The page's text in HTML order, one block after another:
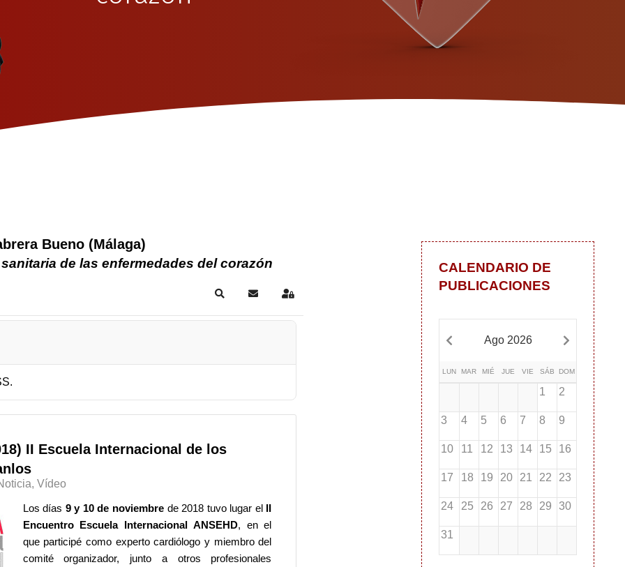
Bueno (Málaga)
de las enfermedades del corazón
SearchSuscribirse a las actualizaciones
Sign In
II Escuela Internacional de los
Vídeo
Los días 9 y 10 de noviembre de 2018 tuvo lugar el
Encuentro Escuela Internacional ANSEHD, en el
que participé como experto cardiólogo y miembro del
comité organizador, junto a otros profesionales
CALENDARIO DE
PUBLICACIONES
Ago 2026
LUN MAR MIÉ JUE VIE SÁB DOM
1 2
3 4 5 6 7 8 9
10 11 12 13 14 15 16
17 18 19 20 21 22 23
24 25 26 27 28 29 30
31